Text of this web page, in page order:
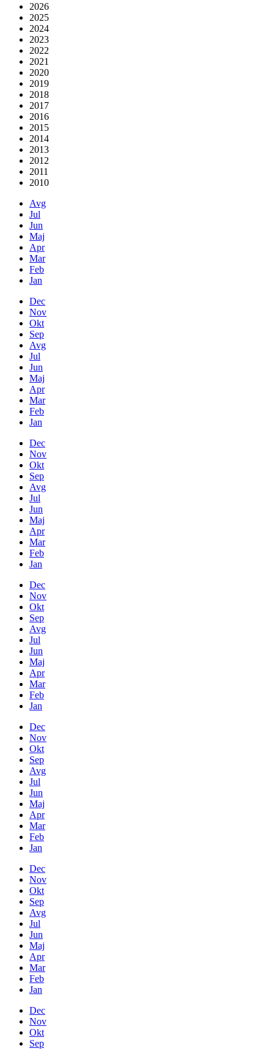
2026
2025
2024
2023
2022
2021
2020
2019
2018
2017
2016
2015
2014
2013
2012
2011
2010
Avg
Jul
Jun
Maj
Apr
Mar
Feb
Jan
Dec
Nov
Okt
Sep
Avg
Jul
Jun
Maj
Apr
Mar
Feb
Jan
Dec
Nov
Okt
Sep
Avg
Jul
Jun
Maj
Apr
Mar
Feb
Jan
Dec
Nov
Okt
Sep
Avg
Jul
Jun
Maj
Apr
Mar
Feb
Jan
Dec
Nov
Okt
Sep
Avg
Jul
Jun
Maj
Apr
Mar
Feb
Jan
Dec
Nov
Okt
Sep
Avg
Jul
Jun
Maj
Apr
Mar
Feb
Jan
Dec
Nov
Okt
Sep